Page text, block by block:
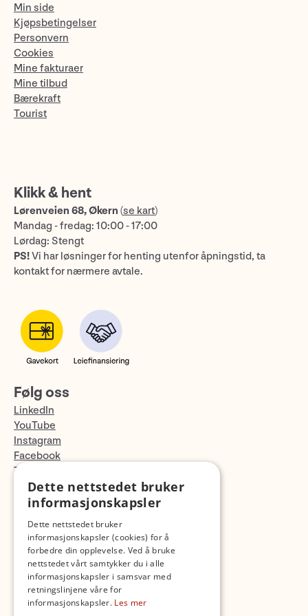
Min side
Kjøpsbetingelser
Personvern
Cookies
Mine fakturaer
Mine tilbud
Bærekraft
Tourist
Klikk & hent
Lørenveien 68, Økern (se kart)
Mandag - fredag: 10:00 - 17:00
Lørdag: Stengt
PS!Vi har løsninger for henting utenfor åpningstid, ta
kontakt for nærmere avtale.
Følg oss
LinkedIn
YouTube
Instagram
Facebook
TikTok
Fotopodden
Dette nettstedet bruker
informasjonskapsler
Dette nettstedet bruker
informasjonskapsler (cookies) for å
forbedre din opplevelse. Ved å bruke
nettstedet vårt samtykker du i alle
informasjonskapsler i samsvar med
retningslinjene våre for
informasjonskapsler. Les mer